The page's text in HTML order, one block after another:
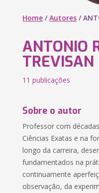
Home /Autores /
ANTONIO
TREVISAN
11 publicações
Sobre o autor
Professor com
Ciências Exatas e na
longo da carreira,
fundamentados na
continuamente
observação, da